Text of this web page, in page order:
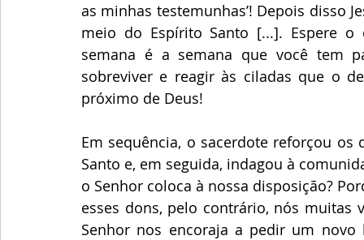
as minhas testemunhas’! Depois disso
meio do Espírito Santo [...]. Espere o
semana é a semana que você tem
sobreviver e reagir às ciladas que o
próximo de Deus!
Em sequência, o sacerdote reforçou
Santo e, em seguida, indagou à
o Senhor coloca à nossa disposição?
esses dons, pelo contrário, nós muitas
Senhor nos encoraja a pedir um